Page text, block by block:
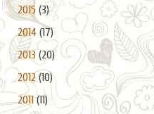
►2015 (3)
►2014 (17)
►2013 (20)
►2012(10)
►2011 (11)